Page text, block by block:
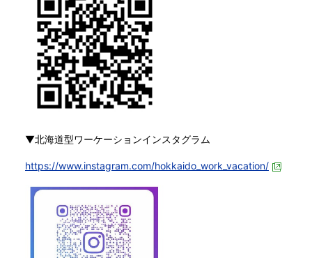
▼北海道型ワーケーションインスタグラム
https://www.instagram.com/hokkaido_work_vacation/